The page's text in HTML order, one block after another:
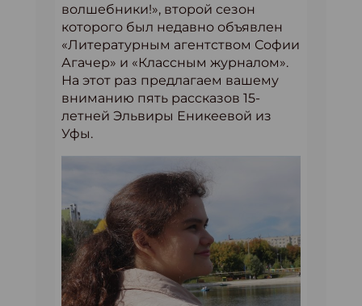
волшебники!», второй сезон
которого был недавно объявлен
«Литературным агентством Софии
Агачер» и «Классным журналом».
На этот раз предлагаем вашему
вниманию пять рассказов 15-
летней Эльвиры Еникеевой из
Уфы.